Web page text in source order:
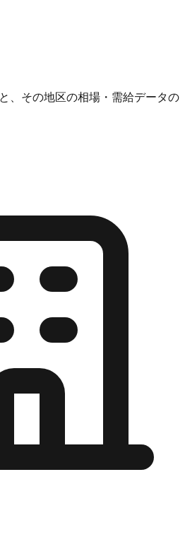
、その地区の相場・需給データの